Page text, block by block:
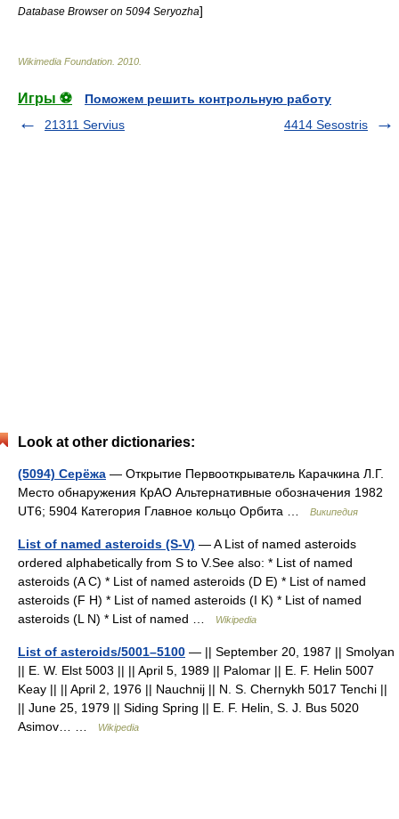
Database Browser on 5094 Seryozha]
Wikimedia Foundation 2010
Игры ⚽
Поможем решить контрольную работу
21311 Servius
4414 Sesostris
Look at other dictionaries:
(5094) Серёжа — Открытие Первооткрыватель Карачкина Л.Г.
Место обнаружения КрАО Альтернативные обозначения 1982
UT6; 5904 Категория Главное кольцо Орбита …
Википедия
List of named asteroids (S-V) — A List of named asteroids
ordered alphabetically from S to V.See also: * List of named
asteroids (A C) * List of named asteroids (D E) * List of named
asteroids (F H) * List of named asteroids (I K) * List of named
asteroids (L N) * List of named …
Wikipedia
List of asteroids/5001–5100 — || September 20, 1987 || Smolyan
|| E. W. Elst 5003 || || April 5, 1989 || Palomar || E. F. Helin 5007
Keay || || April 2, 1976 || Nauchnij || N. S. Chernykh 5017 Tenchi ||
|| June 25, 1979 || Siding Spring || E. F. Helin, S. J. Bus 5020
Asimov… …
Wikipedia